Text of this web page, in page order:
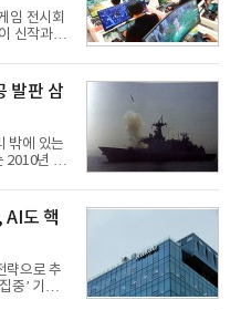
임 전시회
신작과 글
해외 시장
있다.8일
업별 성적
배
기 연결
원으로 역
한 '아이온
발판 삼
밖에 있는
2010년 넥
1) 이상
해상에서
다. 이때
격하지
벌어졌
운 결과를
넥스원은
AI도 핵
략으로 추
중’ 기조